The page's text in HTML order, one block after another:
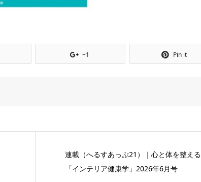
+1 Pin it
連載（へるすあっぷ21）｜心と体を整える
「インテリア健康学」2026年6月号